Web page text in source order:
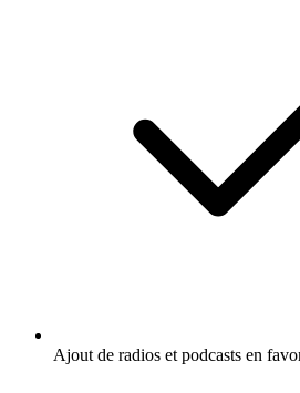
Ajout de radios et podcasts en